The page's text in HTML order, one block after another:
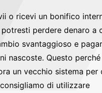
o ricevi un bonifico
perdere denaro a
svantaggioso e
nascoste. Questo
un vecchio sistema per
di utilizzare